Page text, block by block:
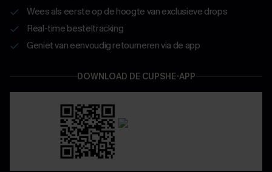
Wees als eerste op de hoogte van exclusieve drops
Real-time besteltracking
Geniet van eenvoudig retourneren via de app
DOWNLOAD DE CUPSHE-APP